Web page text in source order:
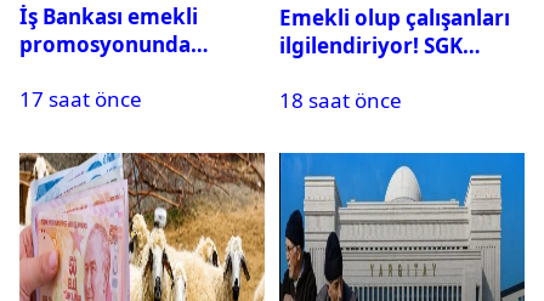
İş Bankası emekli
promosyonunda
Toplam 25 Bin TL
17 saat önce
Emekli olup çalışanları
ilgilendiriyor! SGK
18 saat önce